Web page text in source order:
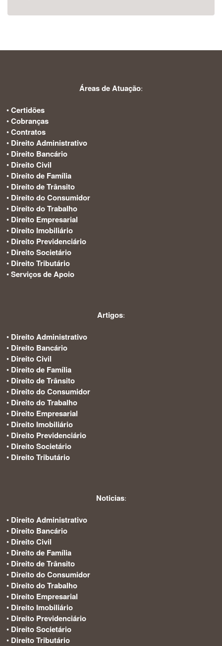
Áreas de Atuação:
•Certidões
•Cobranças
•Contratos
• Direito Administrativo
• Direito Bancário
• Direito Civil
• Direito de Família
• Direito de Trânsito
• Direito do Consumidor
• Direito do Trabalho
• Direito Empresarial
• Direito Imobiliário
• Direito Previdenciário
• Direito Societário
• Direito Tributário
•Serviços de Apoio
Artigos:
• Direito Administrativo
• Direito Bancário
• Direito Civil
• Direito de Família
• Direito de Trânsito
• Direito do Consumidor
• Direito do Trabalho
• Direito Empresarial
• Direito Imobiliário
• Direito Previdenciário
• Direito Societário
• Direito Tributário
Noticias:
• Direito Administrativo
• Direito Bancário
• Direito Civil
• Direito de Família
• Direito de Trânsito
• Direito do Consumidor
• Direito do Trabalho
• Direito Empresarial
• Direito Imobiliário
• Direito Previdenciário
• Direito Societário
• Direito Tributário